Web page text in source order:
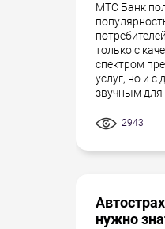
МТС Банк
только с
спектром
услуг, но и с
звучным для
2943
нужно